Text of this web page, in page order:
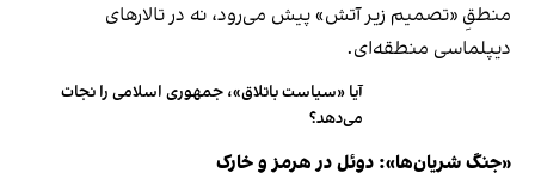
منطقِ «تصمیم زیر آتش» پیش می‌رود، نه در تالارهای
دیپلماسی منطقه‌ای.
آیا «سیاست باتلاق»، جمهوری اسلامی را نجات
می‌دهد؟
«جنگ شریان‌ها»: دوئل در هرمز و خارک